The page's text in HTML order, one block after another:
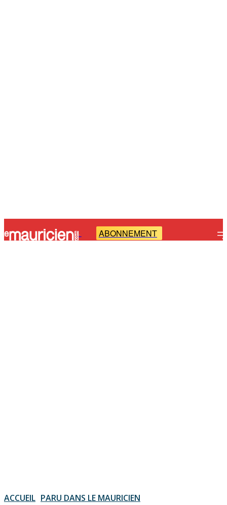
- ABONNEMENT
ACCUEIL PARU DANS LE MAURICIEN